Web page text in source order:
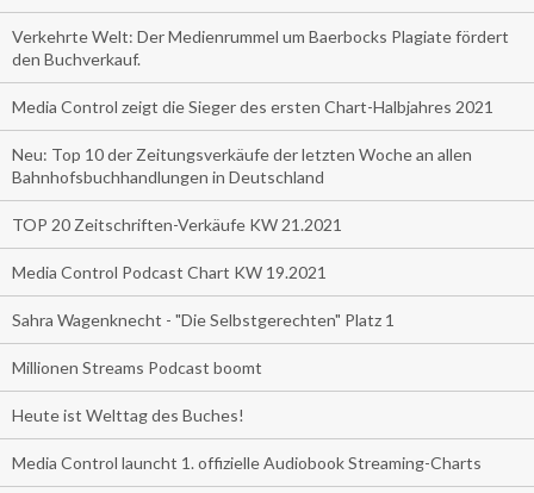
Verkehrte Welt: Der Medienrummel um Baerbocks Plagiate fördert
den Buchverkauf.
Media Control zeigt die Sieger des ersten Chart-Halbjahres 2021
Neu: Top 10 der Zeitungsverkäufe der letzten Woche an allen
Bahnhofsbuchhandlungen in Deutschland
TOP 20 Zeitschriften-Verkäufe KW 21.2021
Media Control Podcast Chart KW 19.2021
Sahra Wagenknecht - "Die Selbstgerechten" Platz 1
Millionen Streams Podcast boomt
Heute ist Welttag des Buches!
Media Control launcht 1. offizielle Audiobook Streaming-Charts